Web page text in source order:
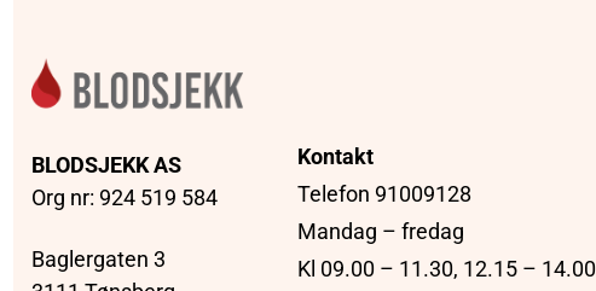
BLODSJEKK AS
Org nr: 924 519 584
Baglergaten 3
Kontakt
Telefon 91009128
Mandag – fredag
Kl 09.00 – 11.30, 12.15 – 14.00